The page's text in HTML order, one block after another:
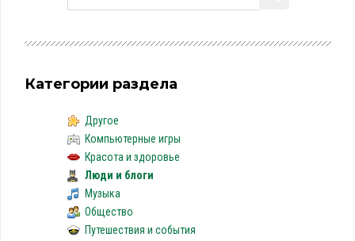
Категории раздела
Другое
Компьютерные игры
Красота и здоровье
Люди и блоги
Музыка
Общество
Путешествия и события